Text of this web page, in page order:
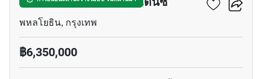
พหลโยธิน, กรุงเทพ
฿6,350,000